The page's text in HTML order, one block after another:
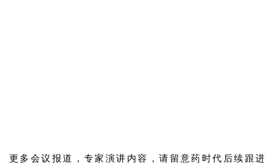
更多会议报道，专家演讲内容，请留意药时代后续跟进